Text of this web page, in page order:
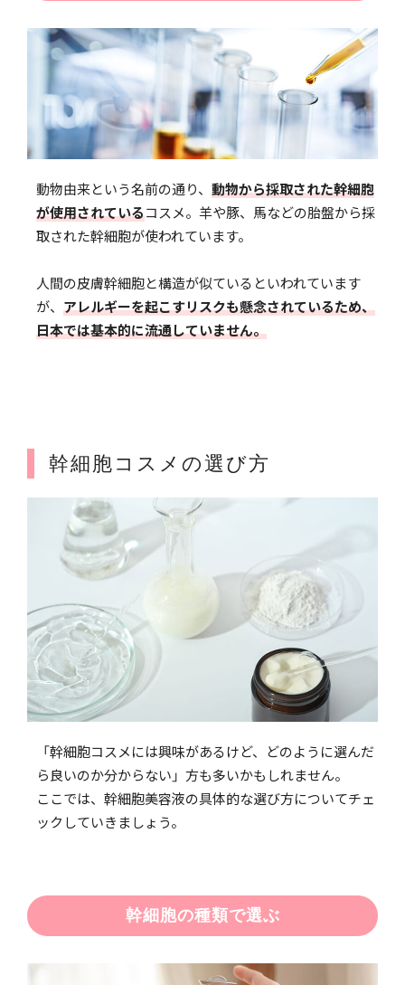
動物由来という名前の通り、 動物から採取された幹細胞
が使用されているコスメ。羊や豚、馬などの胎盤から採
取された幹細胞が使われています。
人間の皮膚幹細胞と構造が似ているといわれています
が、 アレルギーを起こすリスクも懸念されているため、
日本では基本的に流通していません。
幹細胞コスメの選び方
「幹細胞コスメには興味があるけど、どのように選んだ
ら良いのか分からない」方も多いかもしれません。
ここでは、幹細胞美容液の具体的な選び方についてチェ
ックしていきましょう。
幹細胞の種類で選ぶ